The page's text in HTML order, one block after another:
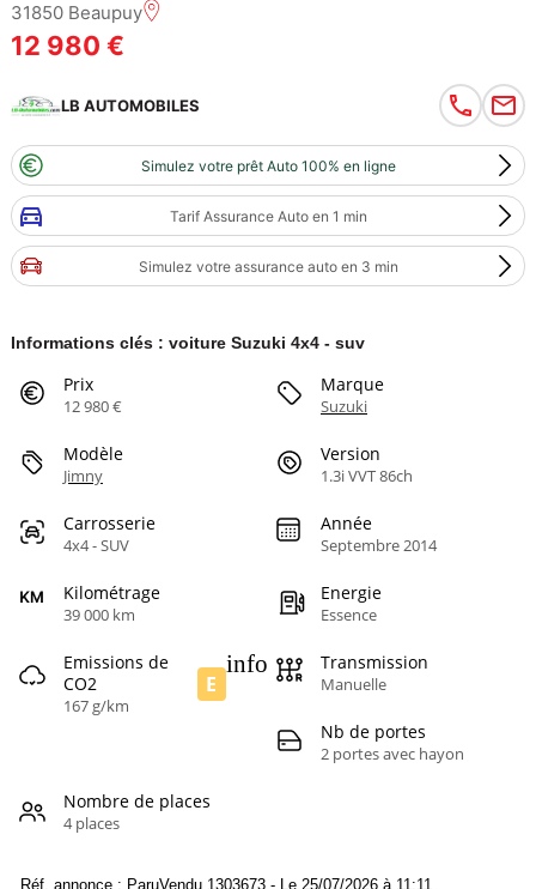
31850 Beaupuy
12 980 €
LB AUTOMOBILES
Simulez votre prêt Auto 100% en ligne
Tarif Assurance Auto en 1 min
Simulez votre assurance auto en 3 min
Informations clés : voiture Suzuki 4x4 - suv
Prix
12 980 €
Marque
Suzuki
Modèle
Jimny
Version
1.3i VVT 86ch
Carrosserie
4x4 - SUV
Année
Septembre 2014
Kilométrage
39 000 km
Energie
Essence
Emissions de
CO2
167 g/km
E
info Transmission
Manuelle
Nb de portes
2 portes avec hayon
Nombre de places
4 places
Réf. annonce : ParuVendu 1303673 - Le 25/07/2026 à 11:11